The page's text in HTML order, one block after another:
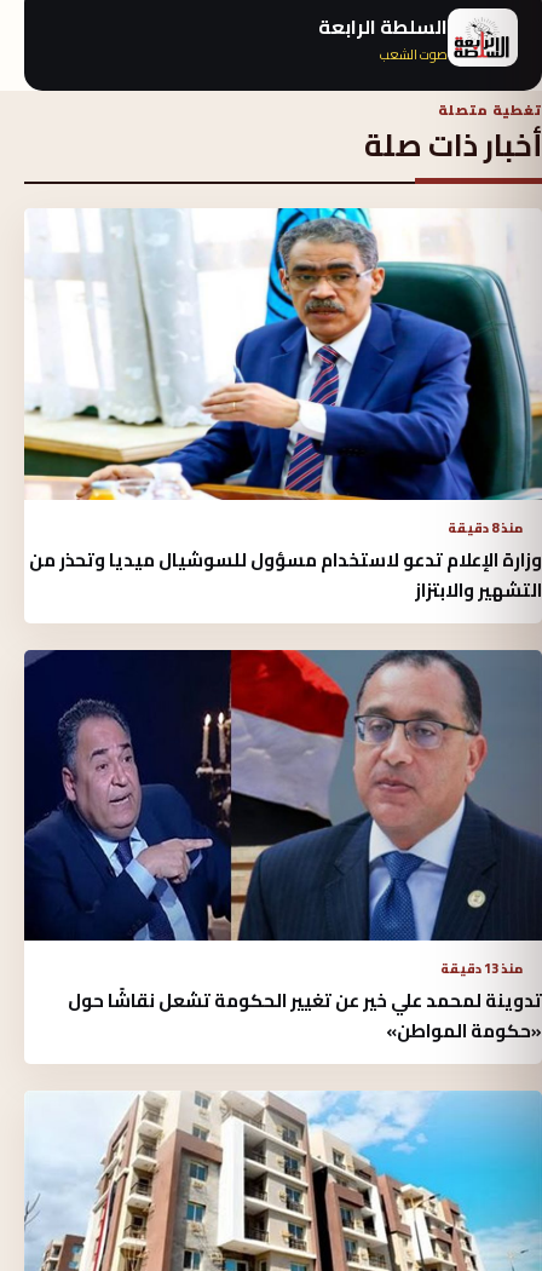
السلطة الرابعة
صوت الشعب
تغطية متصلة
أخبار ذات صلة
منذ 8 دقيقة
وزارة الإعلام تدعو لاستخدام مسؤول للسوشيال ميديا وتحذر من
التشهير والابتزاز
منذ 13 دقيقة
تدوينة لمحمد علي خير عن تغيير الحكومة تشعل نقاشًا حول
«حكومة المواطن»